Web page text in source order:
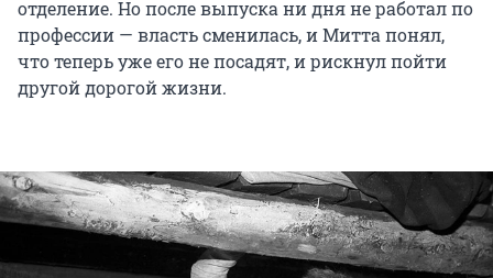
отделение. Но после выпуска ни дня не работал по
профессии — власть сменилась, и Митта понял,
что теперь уже его не посадят, и рискнул пойти
другой дорогой жизни.